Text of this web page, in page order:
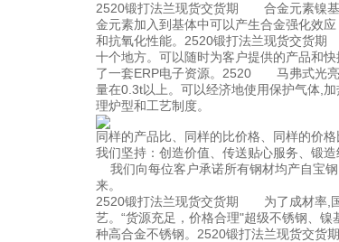
2520锻打法兰现货交货期 合金元素镍基
金元素加入到基体中可以产生合金强化效
和抗氧化性能。2520锻打法兰现货交货
十个地方。可以随时为客户提供的产品和
了一套ERP电子资源。2520 马弗式光亮
量在0.3t以上。可以经济地使用保护气体,
理炉型和工艺制度。
同样的产品比、同样的比价格、同样的价
我们坚持：创造价值、传送贴心服务、锻
我们向每位客户承诺所有钢材均产自宝
来。
2520锻打法兰现货交货期 为了成材率,国
艺。“货源充足，价格合理"超级不锈钢、
种高合金不锈钢。2520锻打法兰现货交